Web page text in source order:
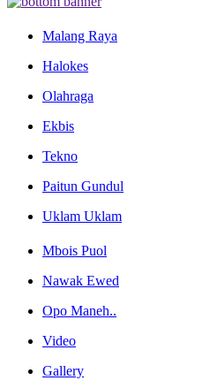
Malang Raya
Halokes
Olahraga
Ekbis
Tekno
Paitun Gundul
Uklam Uklam
Mbois Puol
Nawak Ewed
Opo Maneh..
Video
Gallery